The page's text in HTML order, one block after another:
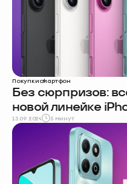
Покупкисмартфон
Без сюрпризов:
новой линейке
13.09.2024 5 минут